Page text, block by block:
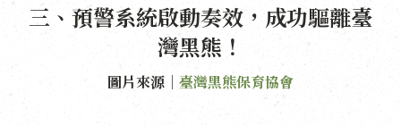
三、預警系統啟動奏效，成功驅離臺
灣黑熊！
圖片來源｜ 臺灣黑熊保育協會